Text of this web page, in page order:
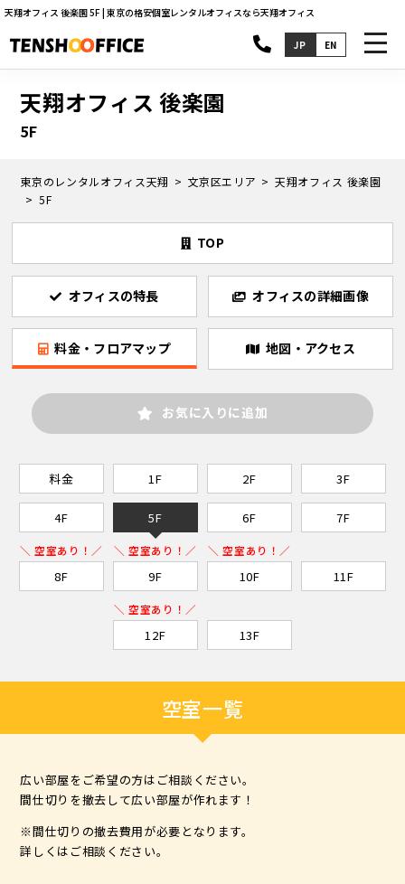
天翔オフィス 後楽園 5F | 東京の格安個室レンタルオフィスなら天翔オフィス
JP EN
天翔オフィス 後楽園
5F
東京のレンタルオフィス天翔 文京区エリア
天翔オフィス 後楽園
5F
TOP
オフィスの特長 オフィスの詳細画像
料金・フロアマップ 地図・アクセス
お気に入りに追加
料金 1F 2F 3F
4F 5F 6F 7F
＼ 空室あり！／
8F
＼ 空室あり！／
9F
＼ 空室あり！／
10F 11F
＼ 空室あり！／
12F 13F
空室一覧
広い部屋をご希望の方はご相談ください。
間仕切りを撤去して広い部屋が作れます！
※間仕切りの撤去費用が必要となります。
詳しくはご相談ください。